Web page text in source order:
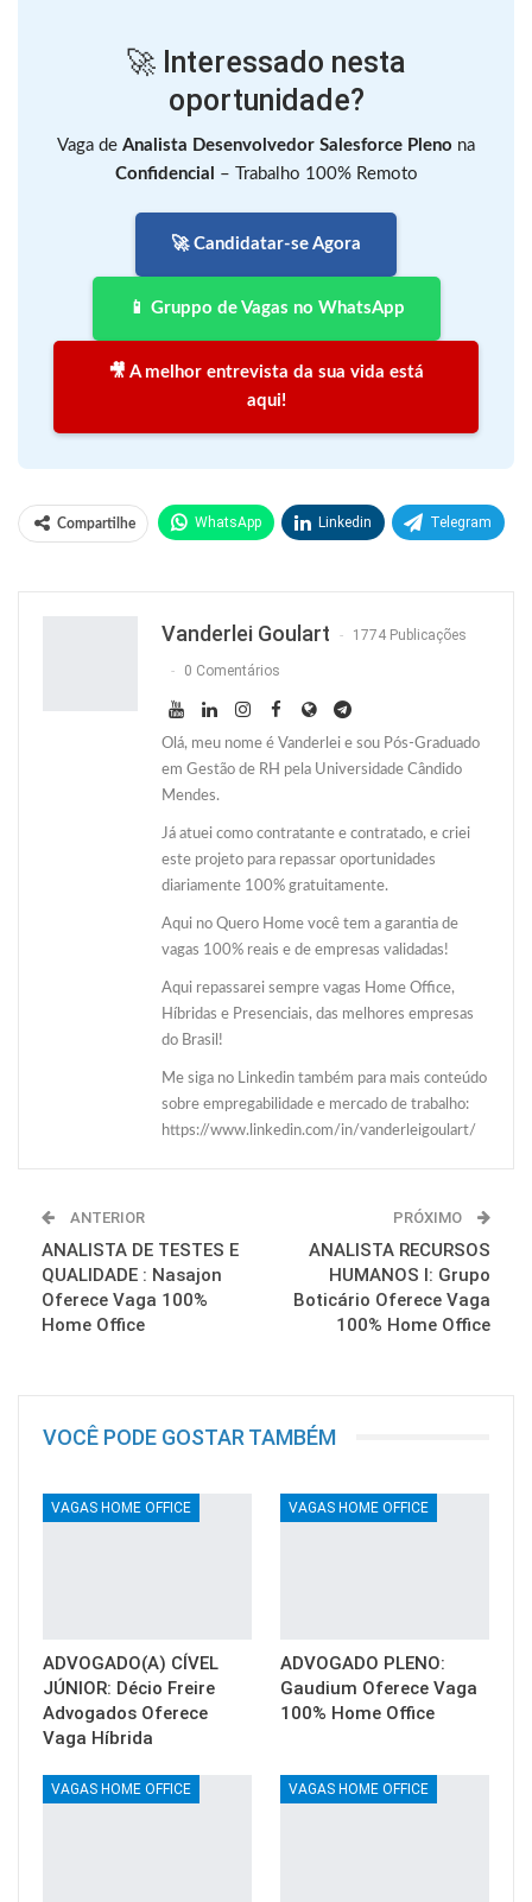
🚀 Interessado nesta
oportunidade?
Vaga de Analista Desenvolvedor Salesforce Pleno na
Confidencial
– Trabalho 100% Remoto
🚀 Candidatar-se Agora
📱 Gruppo de Vagas no WhatsApp
🎥 A melhor entrevista da sua vida está
aqui!
Compartilhe WhatsApp Linkedin Telegram
Vanderlei Goulart 1774 Publicações
0 Comentários
Olá, meu nome é Vanderlei e sou Pós-Graduado
em Gestão de RH pela Universidade Cândido
Mendes.
Já atuei como contratante e contratado, e criei
este projeto para repassar oportunidades
diariamente 100% gratuitamente.
Aqui no Quero Home você tem a garantia de
vagas 100% reais e de empresas validadas!
Aqui repassarei sempre vagas Home Office,
Híbridas e Presenciais, das melhores empresas
do Brasil!
Me siga no Linkedin também para mais conteúdo
sobre empregabilidade e mercado de trabalho:
https://www.linkedin.com/in/vanderleigoulart/
ANTERIOR
ANALISTA DE TESTES E
QUALIDADE : Nasajon
Oferece Vaga 100%
Home Office
PRÓXIMO
ANALISTA RECURSOS
HUMANOS I: Grupo
Boticário Oferece Vaga
100% Home Office
VOCÊ PODE GOSTAR TAMBÉM
VAGAS HOME OFFICE
ADVOGADO(A) CÍVEL
JÚNIOR: Décio Freire
Advogados Oferece
Vaga Híbrida
VAGAS HOME OFFICE
ADVOGADO PLENO:
Gaudium Oferece Vaga
100% Home Office
VAGAS HOME OFFICE VAGAS HOME OFFICE